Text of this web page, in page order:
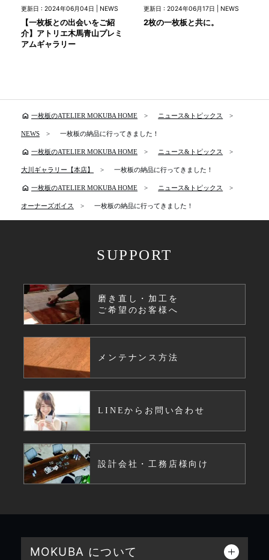
更新日 : 2024年06月04日 | NEWS
【一枚板との出会いをご紹
介】アトリエ木馬青山プレミ
アムギャラリー
更新日 : 2024年06月17日 | NEWS
2枚の一枚板と共に。
home 一枚板のATELIER MOKUBA HOME ニュース&トピックス
NEWS 一枚板の納品に行ってきました！
home 一枚板のATELIER MOKUBA HOME ニュース&トピックス
大川ギャラリー【本店】 一枚板の納品に行ってきました！
home 一枚板のATELIER MOKUBA HOME ニュース&トピックス
オーナーズボイス 一枚板の納品に行ってきました！
SUPPORT
磨き直し・加工を
ご希望のお客様へ
メンテナンス方法
LINEからお問い合わせ
設計会社・工務店様向け
MOKUBA について